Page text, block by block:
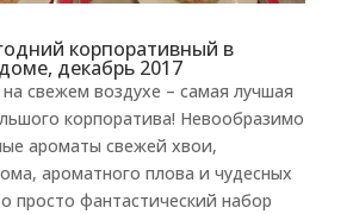
корпоративный в
декабрь 2017
свежем воздухе – самая лучшая
корпоратива! Невообразимо
ароматы свежей хвои,
ароматного плова и чудесных
просто фантастический набор